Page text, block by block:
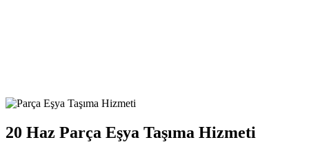
20 Haz Parça Eşya Taşıma Hizmeti